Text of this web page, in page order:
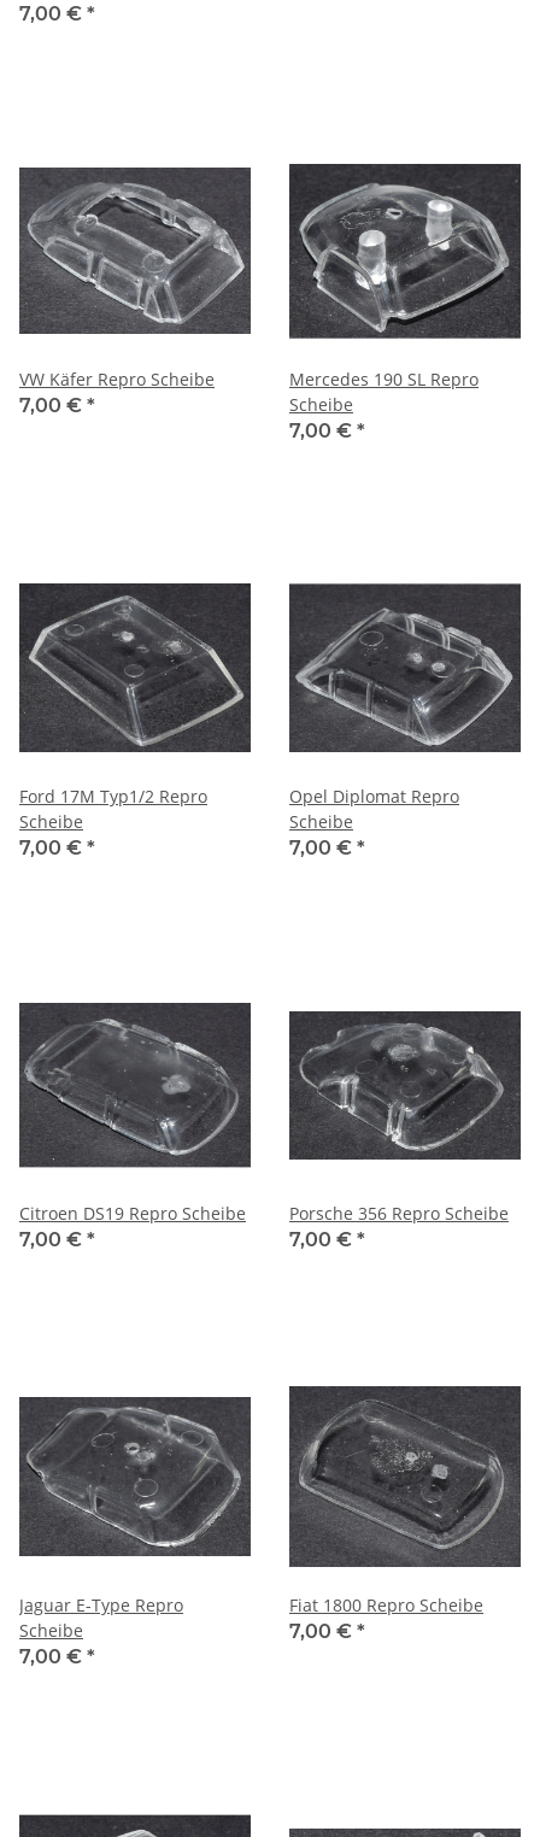
7,00 € *
VW Käfer Repro Scheibe
7,00 € *
Mercedes 190 SL Repro
Scheibe
7,00 € *
Ford 17M Typ1/2 Repro
Scheibe
7,00 € *
Opel Diplomat Repro
Scheibe
7,00 € *
Citroen DS19 Repro Scheibe
7,00 € *
Porsche 356 Repro Scheibe
7,00 € *
Jaguar E-Type Repro
Scheibe
7,00 € *
Fiat 1800 Repro Scheibe
7,00 € *